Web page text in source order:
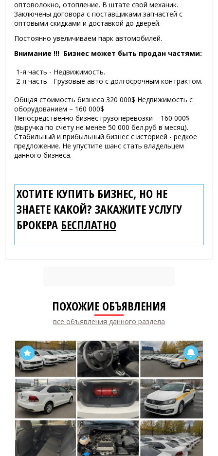
оптоволокно, отопление. В штате свой механик.
Заключены договора с поставщиками запчастей с
оптовыми скидками и доставкой до дверей.
Постоянно увеличиваем парк автомобилей.
Внимание !!! Бизнес может быть продан частями:
1-я часть - Недвижимость.
2-я часть - Грузовые авто с долгосрочным контрактом.
Общая стоимость бизнеса 320 000$ Недвижимость с
оборудованием – 160 000$
Непосредственно бизнес грузоперевозки – 160 000$
(выручка по счету не менее 50 000 бел.руб в месяц).
Стабильный и прибыльный бизнес с историей - редкое
предложение. Не упустите шанс стать владельцем
данного бизнеса.
ХОТИТЕ КУПИТЬ БИЗНЕС, НО НЕ
ЗНАЕТЕ КАКОЙ? ЗАКАЖИТЕ УСЛУГУ
БРОКЕРА БЕСПЛАТНО
ПОХОЖИЕ ОБЪЯВЛЕНИЯ
все объявления данного раздела